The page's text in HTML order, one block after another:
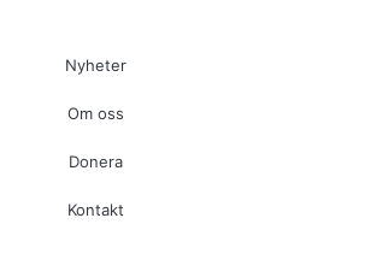
Nyheter
Om oss
Donera
Kontakt